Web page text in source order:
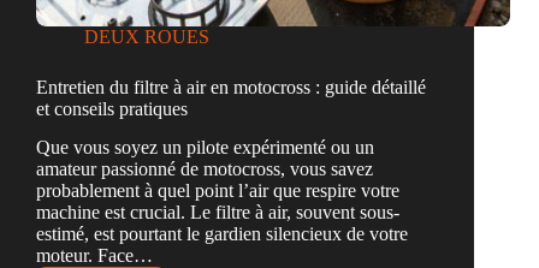
DEUX ROUES
Entretien du filtre à air en motocross : guide détaillé
et conseils pratiques
Que vous soyez un pilote expérimenté ou un
amateur passionné de motocross, vous savez
probablement à quel point l’air que respire votre
machine est crucial. Le filtre à air, souvent sous-
estimé, est pourtant le gardien silencieux de votre
moteur. Face…